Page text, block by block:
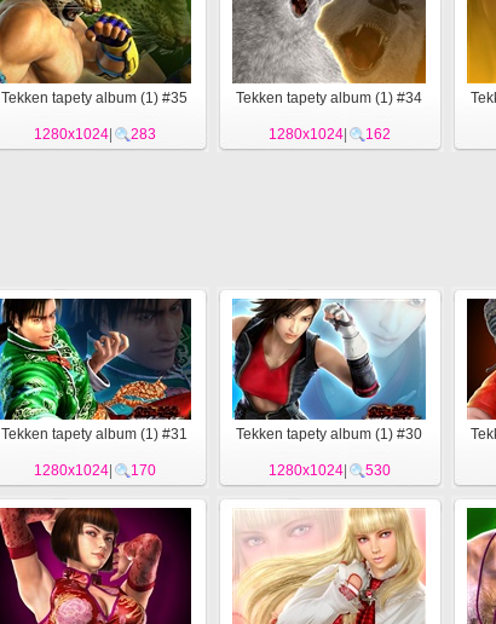
Tekken tapety album (1) #35
1280x1024| 283
Tekken tapety album (1) #34
1280x1024| 162
Tekken tapety album (1) #31
1280x1024| 170
Tekken tapety album (1) #30
1280x1024| 530